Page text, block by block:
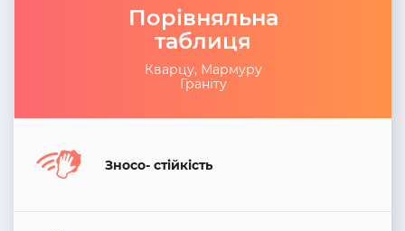
Порівняльна
таблиця
Кварцу, Мармуру
Граніту
Зносо- стійкість